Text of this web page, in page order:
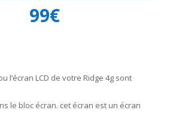
99€
l’écran LCD de votre Ridge 4g sont
le bloc écran. cet écran est un écran